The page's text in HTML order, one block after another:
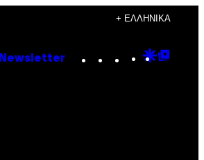
+ ΕΛΛΗΝΙΚΆ
Newsletter Instagram
TikTok
YouTube
Google